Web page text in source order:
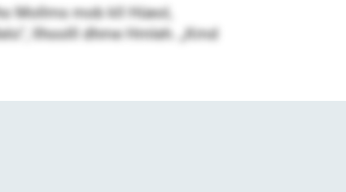
Mollms mob kll Hüeol,
llhoolll dhme Hmleh. „Kmd